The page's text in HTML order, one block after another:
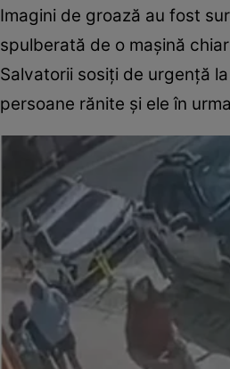
Imagini de groază au fost
spulberată de o mașină
Salvatorii sosiți de urgență
persoane rănite și ele în